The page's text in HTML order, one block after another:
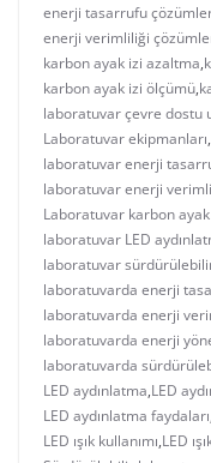
enerji tasarrufu
enerji verimliliği
karbon ayak izi azaltma,
karbon ayak izi ölçümü,
laboratuvar çevre dostu
Laboratuvar ekipmanları,
laboratuvar enerji
laboratuvar enerji
Laboratuvar karbon
laboratuvar LED
laboratuvar
laboratuvarda enerji
laboratuvarda enerji
laboratuvarda enerji
laboratuvarda
LED aydınlatma,LED
LED aydınlatma faydaları,
LED ışık kullanımı,LED